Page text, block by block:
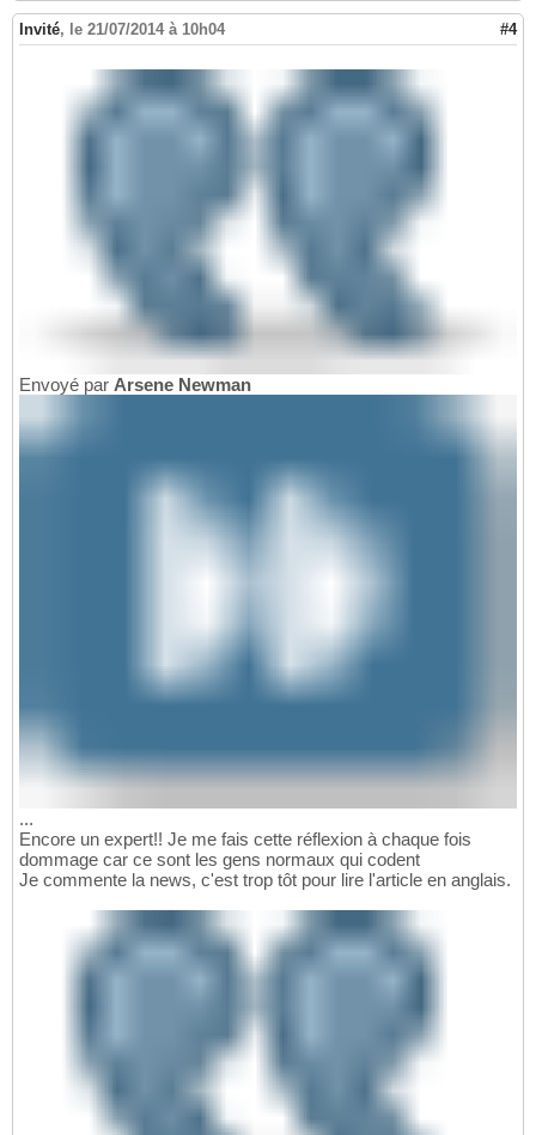
Invité, le 21/07/2014 à 10h04 #4
Envoyé par Arsene Newman
...
Encore un expert!! Je me fais cette réflexion à chaque fois
dommage car ce sont les gens normaux qui codent
Je commente la news, c'est trop tôt pour lire l'article en anglais.